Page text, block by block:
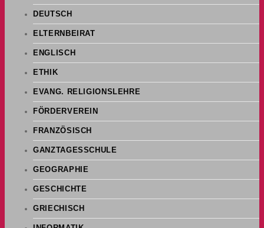
DEUTSCH
ELTERNBEIRAT
ENGLISCH
ETHIK
EVANG. RELIGIONSLEHRE
FÖRDERVEREIN
FRANZÖSISCH
GANZTAGESSCHULE
GEOGRAPHIE
GESCHICHTE
GRIECHISCH